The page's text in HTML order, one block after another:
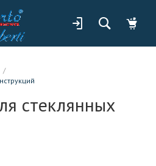
/
стеклянных